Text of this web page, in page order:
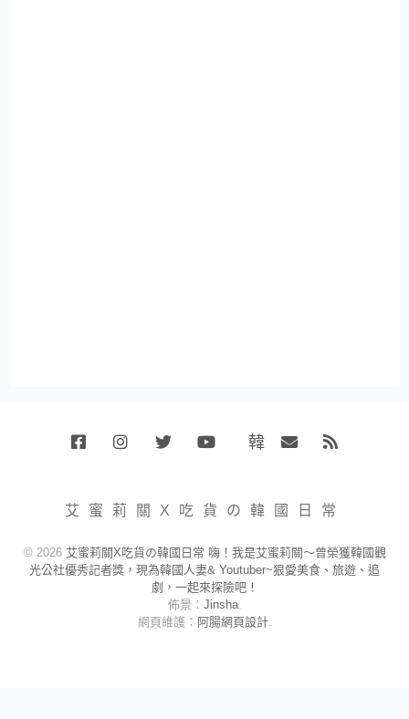
韓
小
賣
艾蜜莉關X吃貨の韓國日常
© 2026 艾蜜莉關X吃貨の韓國日常 嗨！我是艾蜜莉關～曾榮獲韓國觀
光公社優秀記者獎，現為韓國人妻& Youtuber~狠愛美食、旅遊、追
劇，一起來探險吧！
佈景： Jinsha.
網頁維護： 阿腸網頁設計.